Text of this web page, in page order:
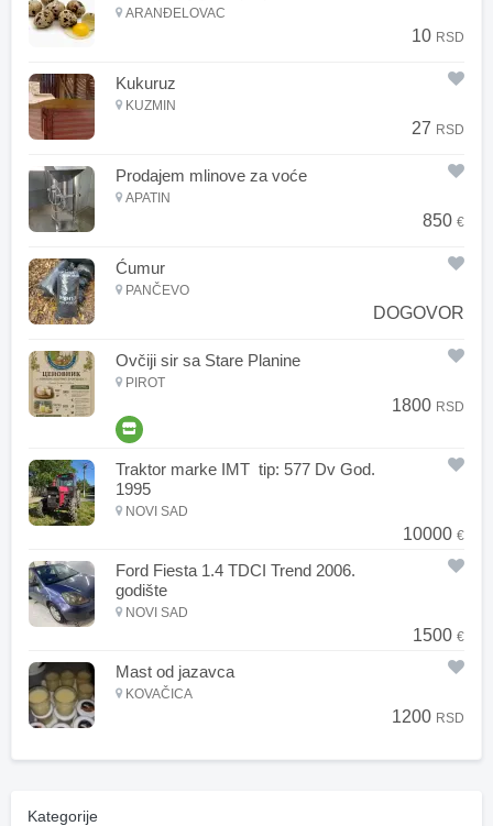
ARANĐELOVAC
10 RSD
Kukuruz
KUZMIN
27 RSD
Prodajem mlinove za voće
APATIN
850 €
Ćumur
PANČEVO
DOGOVOR
Ovčiji sir sa Stare Planine
PIROT
1800 RSD
Traktor marke IMT tip: 577 Dv God.
1995
NOVI SAD
10000 €
Ford Fiesta 1.4 TDCI Trend 2006.
godište
NOVI SAD
1500 €
Mast od jazavca
KOVAČICA
1200 RSD
Kategorije